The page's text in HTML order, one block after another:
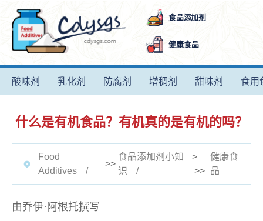
食品添加剂
健康食品
酸味剂 乳化剂 防腐剂 增稠剂 甜味剂 食用
什么是有机食品？有机真的是有机的吗？
Food
Additives
>>
食品添加剂小知
识
>
>>
健康食
品
由乔伊·阿根托撰写